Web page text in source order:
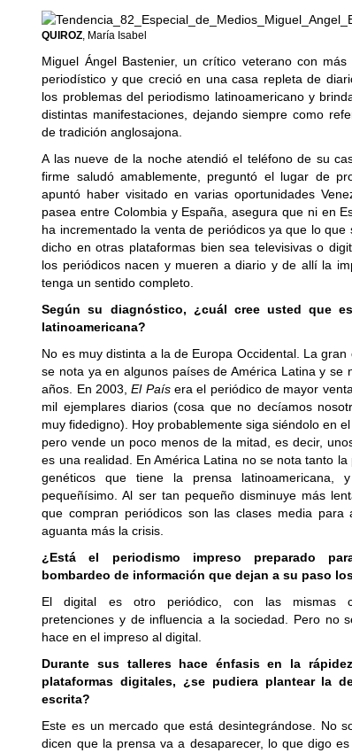
QUIROZ, María Isabel
Miguel Ángel Bastenier, un crítico veterano con
periodístico y que creció en una casa repleta de
los problemas del periodismo latinoamericano y
distintas manifestaciones, dejando siempre como
de tradición anglosajona.
A las nueve de la noche atendió el teléfono de su
firme saludó amablemente, preguntó el lugar de
apuntó haber visitado en varias oportunidades
pasea entre Colombia y España, asegura que ni en
ha incrementado la venta de periódicos ya que lo
dicho en otras plataformas bien sea televisivas o
los periódicos nacen y mueren a diario y de allí la
tenga un sentido completo.
Según su diagnóstico, ¿cuál cree usted que
latinoamericana?
No es muy distinta a la de Europa Occidental. La
se nota ya en algunos países de América Latina y se
años. En 2003,El Paísera el periódico de mayor
mil ejemplares diarios (cosa que no decíamos
muy fidedigno). Hoy probablemente siga siéndolo en
pero vende un poco menos de la mitad, es decir,
es una realidad. En América Latina no se nota tanto
genéticos que tiene la prensa
pequeñísimo. Al ser tan pequeño disminuye más
que compran periódicos son las clases media para
aguanta más la crisis.
¿Está el periodismo impreso preparado
bombardeo de información que dejan a su paso
El digital es otro periódico, con las mismas
pretenciones y de influencia a la sociedad. Pero no
hace en el impreso al digital.
Durante sus talleres hace énfasis en la
plataformas digitales, ¿se pudiera plantear la
escrita?
Este es un mercado que está desintegrándose. No
dicen que la prensa va a desaparecer, lo que digo